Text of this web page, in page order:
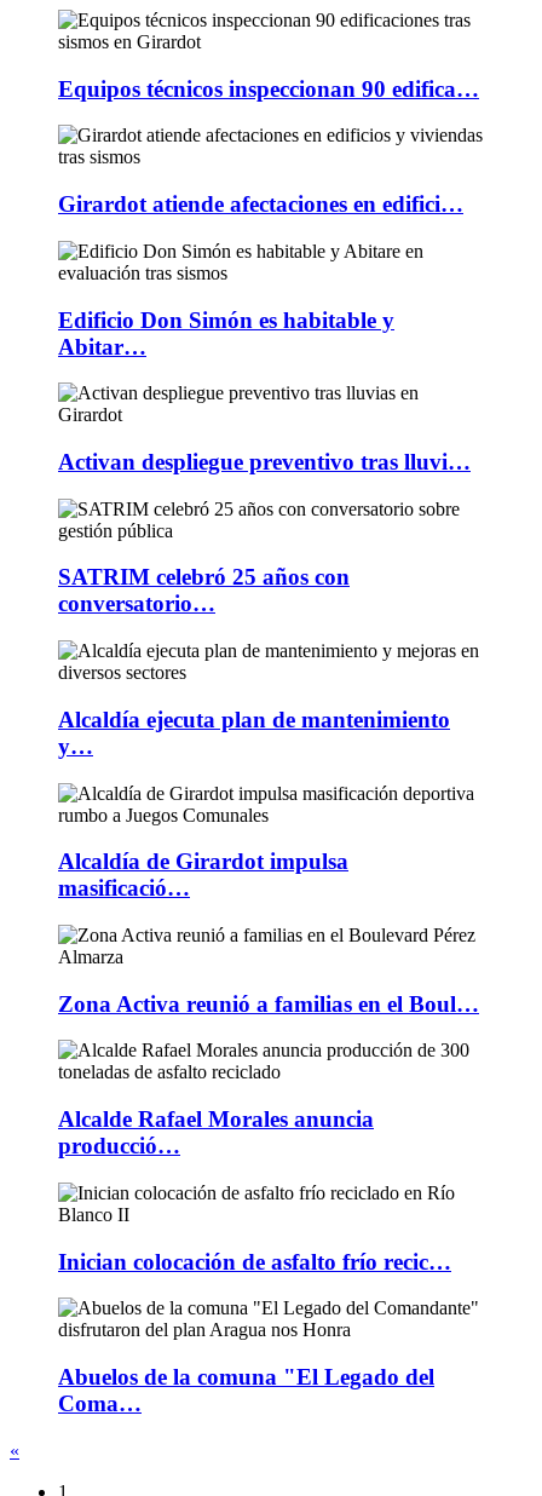
Equipos técnicos inspeccionan 90 edifica…
Girardot atiende afectaciones en edifici…
Edificio Don Simón es habitable y
Abitar…
Activan despliegue preventivo tras lluvi…
SATRIM celebró 25 años con
conversatorio…
Alcaldía ejecuta plan de mantenimiento
y…
Alcaldía de Girardot impulsa
masificació…
Zona Activa reunió a familias en el Boul…
Alcalde Rafael Morales anuncia
producció…
Inician colocación de asfalto frío recic…
Abuelos de la comuna "El Legado del
Coma…
«
1